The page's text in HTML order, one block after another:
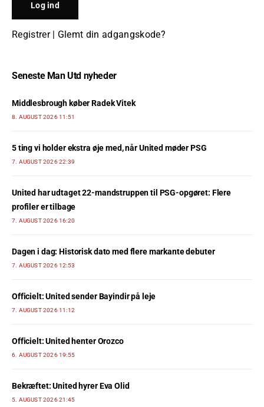
Registrer| Glemt din adgangskode?
Seneste Man Utd nyheder
Middlesbrough køber Radek Vitek
8. AUGUST 2026 11:51
5 ting vi holder ekstra øje med, når United møder PSG
7. AUGUST 2026 22:39
United har udtaget 22-mandstruppen til PSG-opgøret: Flere
profiler er tilbage
7. AUGUST 2026 16:20
Dagen i dag: Historisk dato med flere markante debuter
7. AUGUST 2026 12:53
Officielt: United sender Bayindir på leje
7. AUGUST 2026 11:12
Officielt: United henter Orozco
6. AUGUST 2026 19:55
Bekræftet: United hyrer Eva Olid
5. AUGUST 2026 21:45